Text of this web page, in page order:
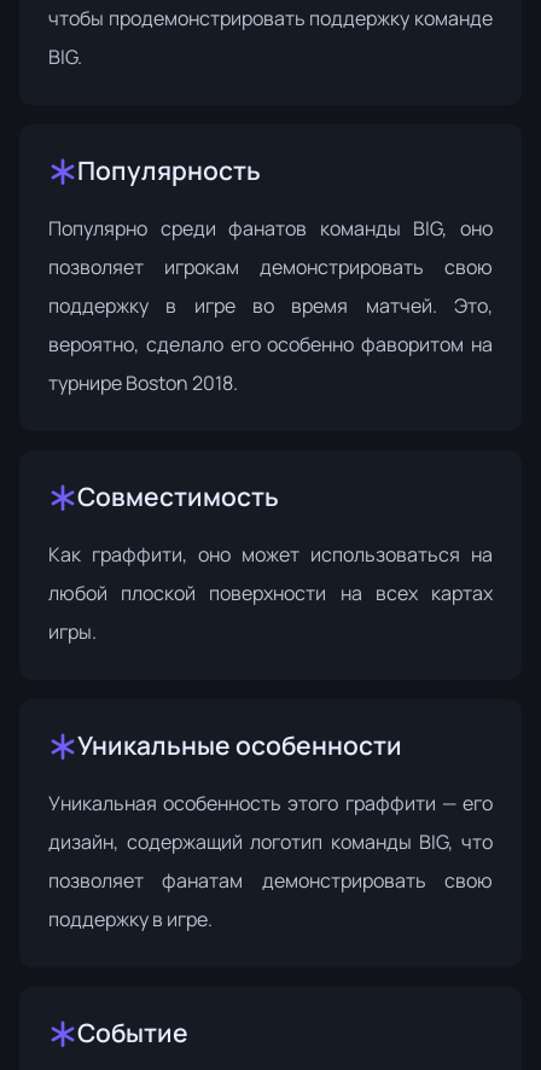
чтобы продемонстрировать поддержку команде
BIG.
Популярность
Популярно среди фанатов команды BIG, оно
позволяет игрокам демонстрировать свою
поддержку в игре во время матчей. Это,
вероятно, сделало его особенно фаворитом на
турнире Boston 2018.
Совместимость
Как граффити, оно может использоваться на
любой плоской поверхности на всех картах
игры.
Уникальные особенности
Уникальная особенность этого граффити — его
дизайн, содержащий логотип команды BIG, что
позволяет фанатам демонстрировать свою
поддержку в игре.
Событие